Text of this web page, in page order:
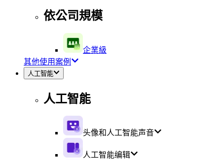
依公司規模
企業級
其他使用案例
人工智能
人工智能
头像和人工智能声音
人工智能编辑